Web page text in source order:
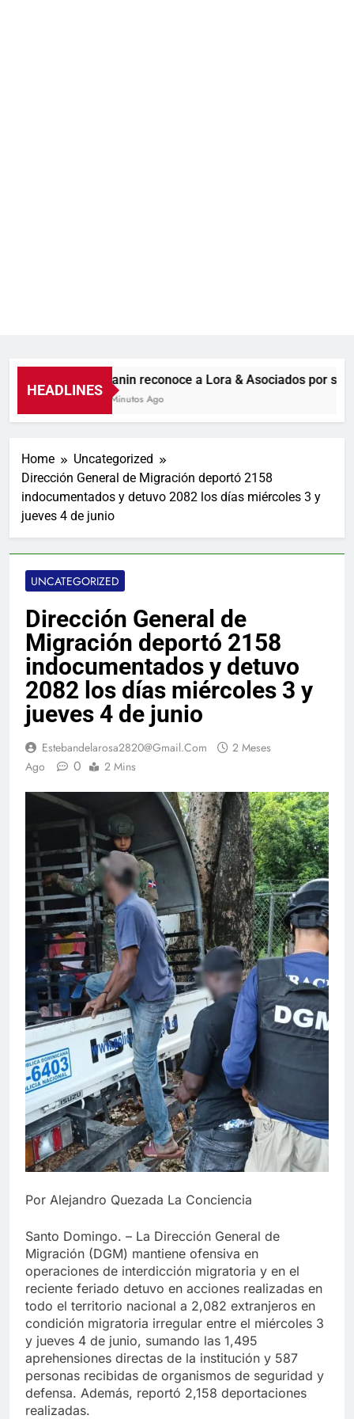
HEADLINES
Guanin reconoce a Lora & Asociados por su
22 Minutos Ago
Home
Uncategorized
Dirección General de Migración deportó 2158
indocumentados y detuvo 2082 los días miércoles 3 y
jueves 4 de junio
UNCATEGORIZED
Dirección General de
Migración deportó 2158
indocumentados y detuvo
2082 los días miércoles 3 y
jueves 4 de junio
Estebandelarosa2820@gmail.com
2 Meses
Ago
0 2 Mins
Por Alejandro Quezada La Conciencia
Santo Domingo. – La Dirección General de
Migración (DGM) mantiene ofensiva en
operaciones de interdicción migratoria y en el
reciente feriado detuvo en acciones realizadas en
todo el territorio nacional a 2,082 extranjeros en
condición migratoria irregular entre el miércoles 3
y jueves 4 de junio, sumando las 1,495
aprehensiones directas de la institución y 587
personas recibidas de organismos de seguridad y
defensa. Además, reportó 2,158 deportaciones
realizadas.